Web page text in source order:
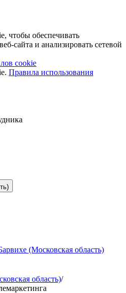
чтобы обеспечивать
сайта и анализировать сетевой
cookie
Правила использования
(Московская область)
область)/